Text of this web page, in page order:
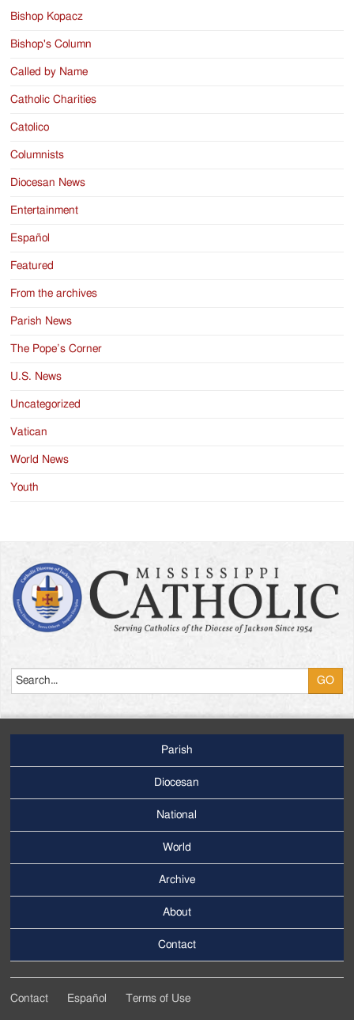
Bishop Kopacz
Bishop's Column
Called by Name
Catholic Charities
Catolico
Columnists
Diocesan News
Entertainment
Español
Featured
From the archives
Parish News
The Pope’s Corner
U.S. News
Uncategorized
Vatican
World News
Youth
Menu
Parish
Diocesan
National
World
Menu
Archive
About
Contact
Contact Español Terms of Use